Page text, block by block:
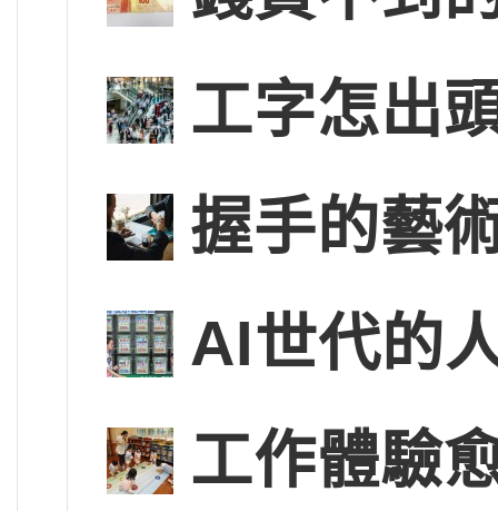
工字怎出
握手的藝
AI世代的
工作體驗